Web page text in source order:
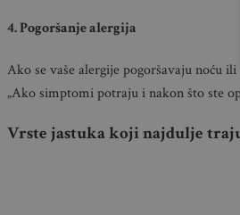
4. Pogoršanje alergija
Ako se vaše alergije pogoršavaju noću
„Ako simptomi potraju i nakon što ste
Vrste jastuka koji najdulje